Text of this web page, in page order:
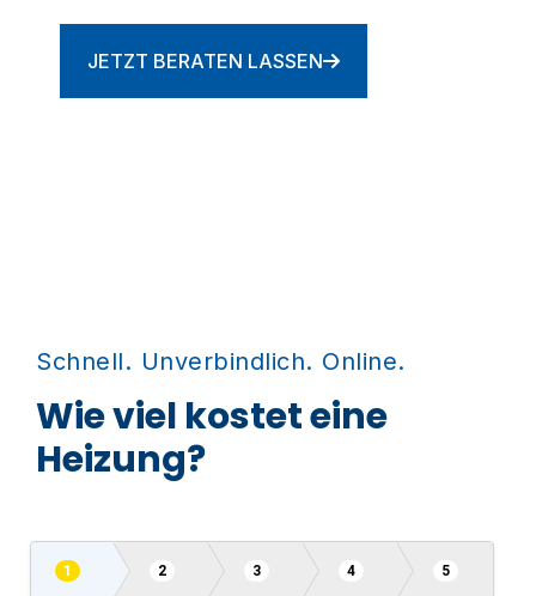
JETZT BERATEN LASSEN
Schnell. Unverbindlich. Online.
Wie viel kostet eine
Heizung?